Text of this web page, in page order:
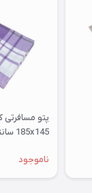
185x145 سانتی متر
ناموجود